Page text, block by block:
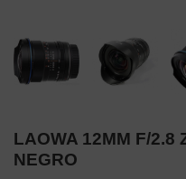
LAOWA 12MM F/2.8
NEGRO